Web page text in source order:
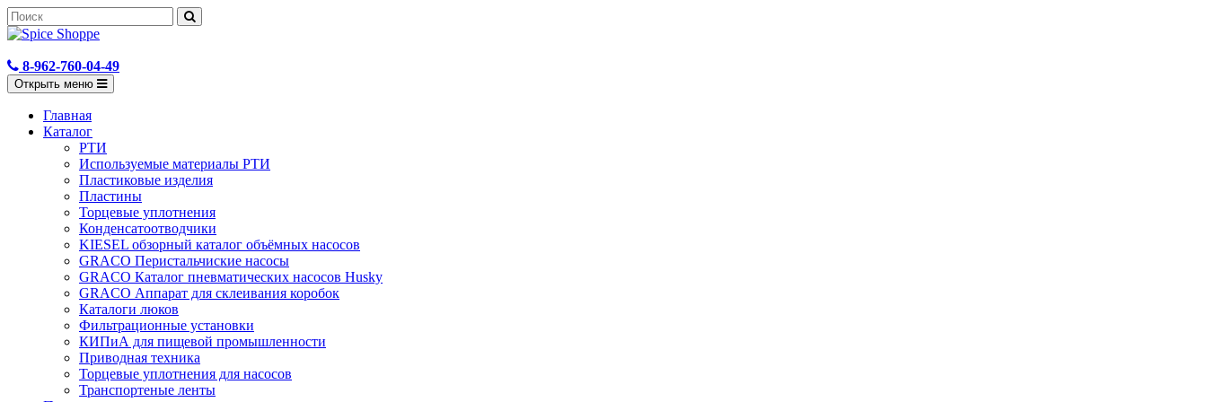
8-962-760-04-49
Открыть меню
Главная
Каталог
РТИ
Используемые материалы РТИ
Пластиковые изделия
Пластины
Торцевые уплотнения
Конденсатоотводчики
KIESEL обзорный каталог объёмных насосов
GRACO Перистальчиские насосы
GRACO Каталог пневматических насосов Husky
GRACO Аппарат для склеивания коробок
Каталоги люков
Фильтрационные установки
КИПиА для пищевой промышленности
Приводная техника
Торцевые уплотнения для насосов
Транспортеные ленты